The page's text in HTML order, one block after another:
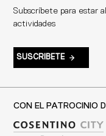
Subscríbete para estar
actividades
SUSCRIBETE
CON EL PATROCINIO